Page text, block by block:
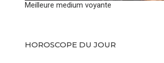
Meilleure medium voyante
HOROSCOPE DU JOUR